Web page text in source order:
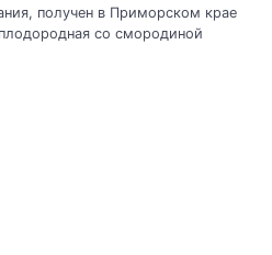
получен в Приморском крае
со смородиной